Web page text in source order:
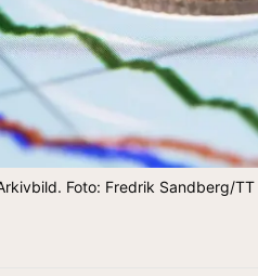
Foto: Fredrik Sandberg/TT